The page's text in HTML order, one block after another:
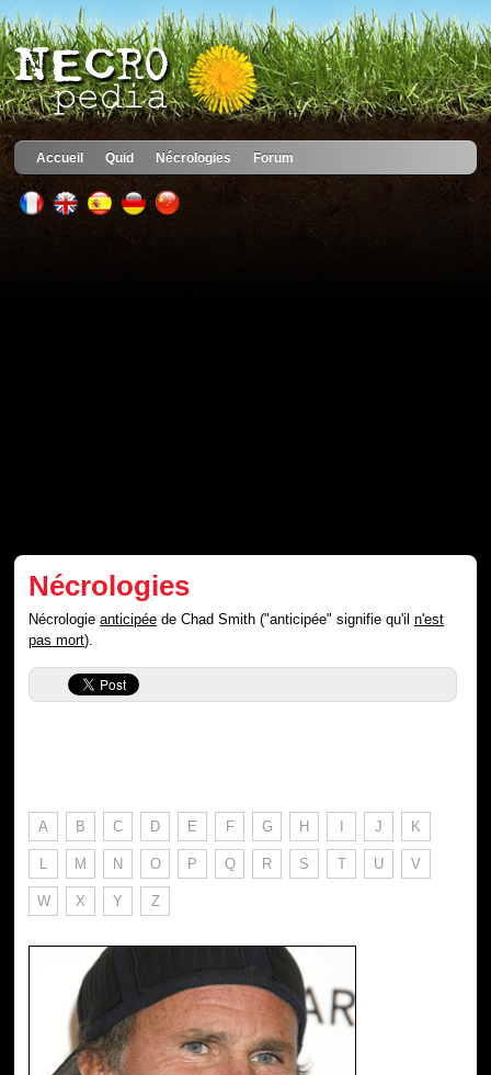
Accueil Quid Nécrologies Forum
Nécrologies
Nécrologieanticipée de Chad Smith ("anticipée" signifie qu'iln'est
pas mort).
A B C D E F G H I J K
L M N O P Q R S T U V
W X Y Z